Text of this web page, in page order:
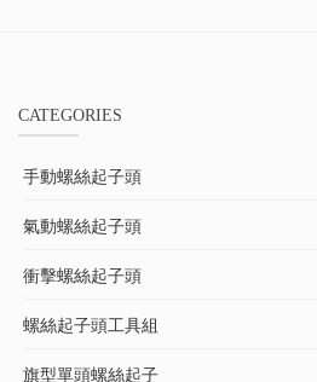
CATEGORIES
手動螺絲起子頭
氣動螺絲起子頭
衝擊螺絲起子頭
螺絲起子頭工具組
旗型單頭螺絲起子